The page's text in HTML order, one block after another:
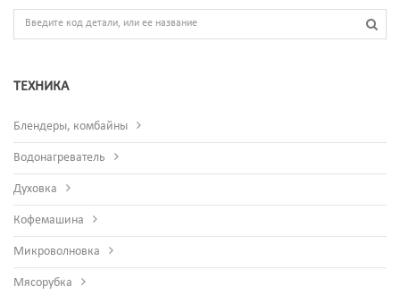
ТЕХНИКА
Блендеры, комбайны
Водонагреватель
Духовка
Кофемашина
Микроволновка
Мясорубка